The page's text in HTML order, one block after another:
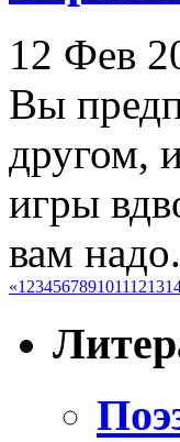
12 Фев
Вы
другом,
игры
вам
«1 2345678910111213